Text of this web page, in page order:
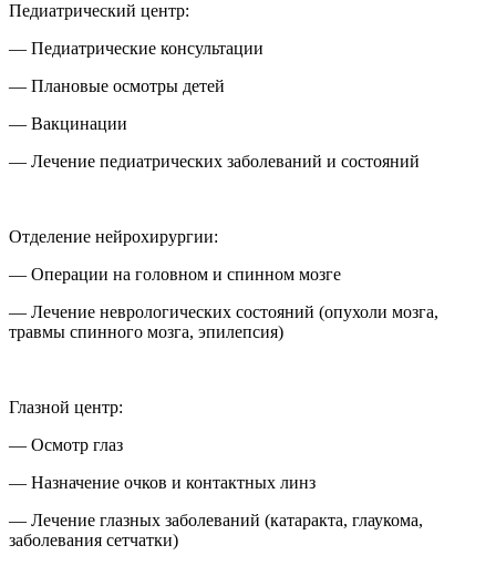
Педиатрический центр:
— Педиатрические консультации
— Плановые осмотры детей
— Вакцинации
— Лечение педиатрических заболеваний и состояний
Отделение нейрохирургии:
— Операции на головном и спинном мозге
— Лечение неврологических состояний (опухоли мозга,
травмы спинного мозга, эпилепсия)
Глазной центр:
— Осмотр глаз
— Назначение очков и контактных линз
— Лечение глазных заболеваний (катаракта, глаукома,
заболевания сетчатки)